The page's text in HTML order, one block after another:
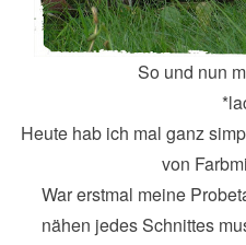
So und nun
Heute hab ich mal ganz
von
War erstmal meine
nähen jedes Schnittes